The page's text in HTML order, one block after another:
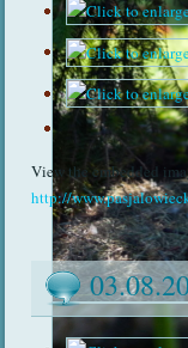
View the embedded
http://